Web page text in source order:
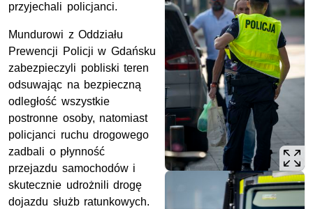
przyjechali policjanci.
Mundurowi z Oddziału
Prewencji Policji w Gdańsku
zabezpieczyli pobliski teren
odsuwając na bezpieczną
odległość wszystkie
postronne osoby, natomiast
policjanci ruchu drogowego
zadbali o płynność
przejazdu samochodów i
skutecznie udrożnili drogę
dojazdu służb ratunkowych.